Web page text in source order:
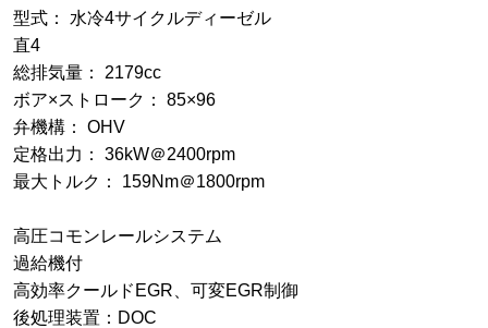
型式： 水冷4サイクルディーゼル
直4
総排気量： 2179cc
ボア×ストローク： 85×96
弁機構： OHV
定格出力： 36kW＠2400rpm
最大トルク： 159Nm＠1800rpm
高圧コモンレールシステム
過給機付
高効率クールドEGR、可変EGR制御
後処理装置：DOC